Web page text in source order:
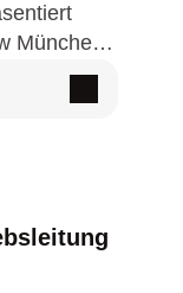
München
für